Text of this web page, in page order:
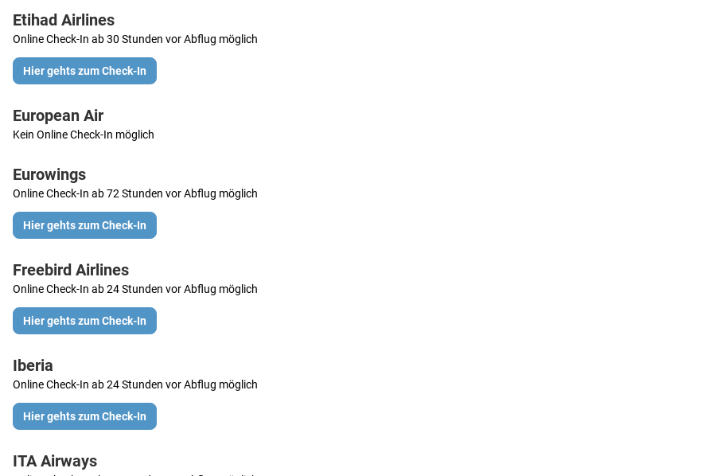
Etihad Airlines
Online Check-In ab 30 Stunden vor Abflug möglich
Hier gehts zum Check-In
European Air
Kein Online Check-In möglich
Eurowings
Online Check-In ab 72 Stunden vor Abflug möglich
Hier gehts zum Check-In
Freebird Airlines
Online Check-In ab 24 Stunden vor Abflug möglich
Hier gehts zum Check-In
Iberia
Online Check-In ab 24 Stunden vor Abflug möglich
Hier gehts zum Check-In
ITA Airways